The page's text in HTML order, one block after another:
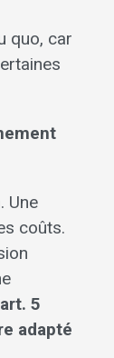
quo, car
Une
coûts.
5
adapté